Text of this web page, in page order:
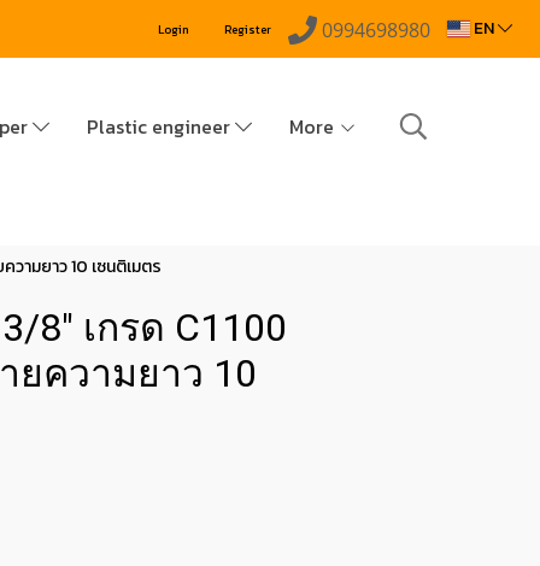
Login Register 0994698980 EN
Plastic engineer More
ามยาว 10 เซนติเมตร
8" เกรด C1100
ยความยาว 10